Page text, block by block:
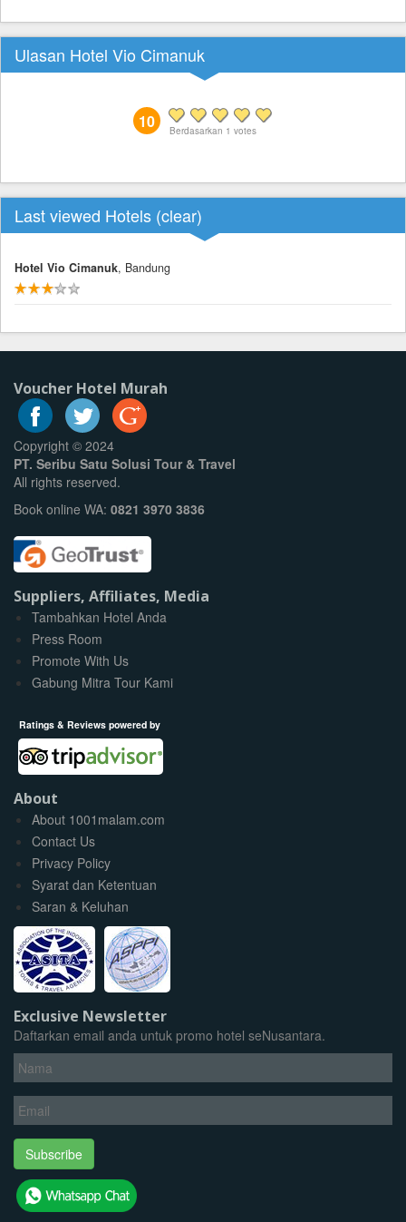
Ulasan Hotel Vio Cimanuk
10 Berdasarkan 1 votes
Last viewed Hotels (clear)
Hotel Vio Cimanuk, Bandung
Voucher Hotel Murah
Copyright © 2024
PT. Seribu Satu Solusi Tour & Travel
All rights reserved.
Book online WA: 0821 3970 3836
Suppliers, Affiliates, Media
Tambahkan Hotel Anda
Press Room
Promote With Us
Gabung Mitra Tour Kami
Ratings & Reviews powered by
About
About 1001malam.com
Contact Us
Privacy Policy
Syarat dan Ketentuan
Saran & Keluhan
Exclusive Newsletter
Daftarkan email anda untuk promo hotel seNusantara.